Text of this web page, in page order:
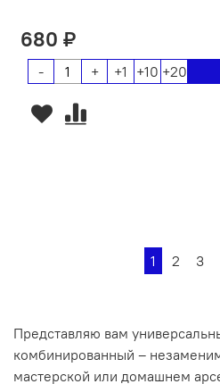
680 ₽
- + +1 +10 +20
1 2 3
Представляю вам
комбинированный –
мастерской или домашнем